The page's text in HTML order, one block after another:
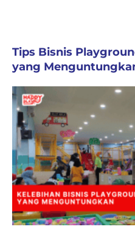
Tips Bisnis
yang